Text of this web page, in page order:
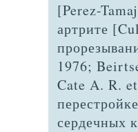
[Perez-
артрите
1976;
Cate A. R.
сердечных